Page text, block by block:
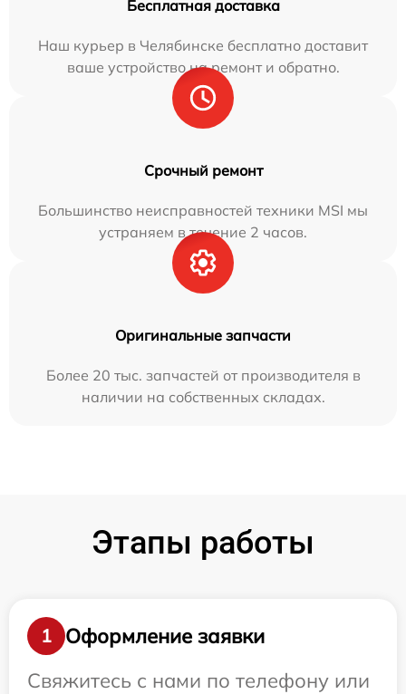
Бесплатная доставка
Наш курьер в Челябинске бесплатно доставит
ваше устройство на ремонт и обратно.
Срочный ремонт
Большинство неисправностей техники MSI мы
устраняем в течение 2 часов.
Оригинальные запчасти
Более 20 тыс. запчастей от производителя в
наличии на собственных складах.
Этапы работы
1
Оформление заявки
Свяжитесь с нами по телефону или